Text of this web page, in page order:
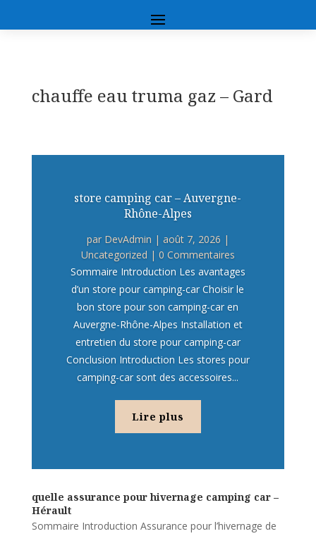
chauffe eau truma gaz – Gard
store camping car – Auvergne-
Rhône-Alpes
par DevAdmin | août 7, 2026 |
Uncategorized | 0 Commentaires
Sommaire Introduction Les avantages
d’un store pour camping-car Choisir le
bon store pour son camping-car en
Auvergne-Rhône-Alpes Installation et
entretien du store pour camping-car
Conclusion Introduction Les stores pour
camping-car sont des accessoires...
Lire plus
quelle assurance pour hivernage camping car –
Hérault
Sommaire Introduction Assurance pour l’hivernage de